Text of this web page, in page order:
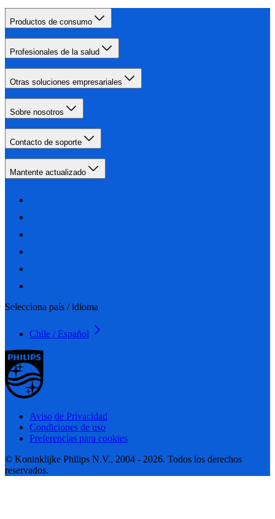
Productos de consumo
Profesionales de la salud
Otras soluciones empresariales
Sobre nosotros
Contacto de soporte
Mantente actualizado
Selecciona país / idioma
Chile / Español
Aviso de Privacidad
Condiciones de uso
Preferencias para cookies
© Koninklijke Philips N.V., 2004 - 2026. Todos los derechos
reservados.